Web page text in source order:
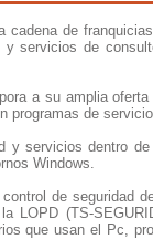
cadena de
y servicios de
a su amplia
programas de
y servicios dentro
Windows.
de seguridad
LOPD (TS-
que usan el Pc,